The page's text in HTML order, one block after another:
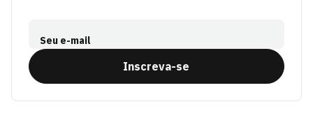
Seu e-mail
Inscreva-se